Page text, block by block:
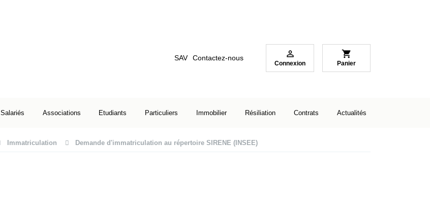
SAV Contactez-nous 
Connexion
shopping_cart
Panier
Salariés Associations Etudiants Particuliers Immobilier Résiliation Contrats Actualités
Immatriculation Demande d'immatriculation au répertoire SIRENE (INSEE)